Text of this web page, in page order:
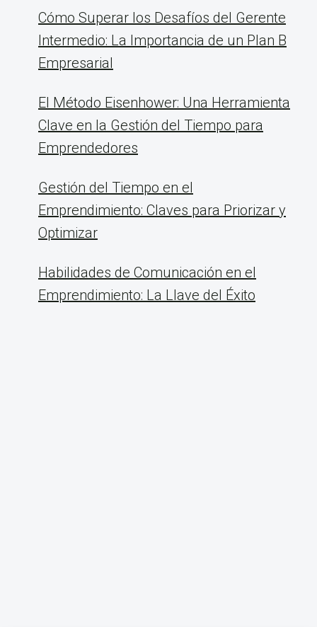
Cómo Superar los Desafíos del Gerente
Intermedio: La Importancia de un Plan B
Empresarial
El Método Eisenhower: Una Herramienta
Clave en la Gestión del Tiempo para
Emprendedores
Gestión del Tiempo en el
Emprendimiento: Claves para Priorizar y
Optimizar
Habilidades de Comunicación en el
Emprendimiento: La Llave del Éxito